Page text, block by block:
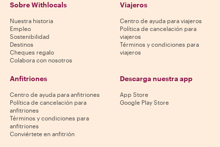
Sobre Withlocals
Nuestra historia
Empleo
Sostenibilidad
Destinos
Cheques regalo
Colabora con nosotros
Viajeros
Centro de ayuda para viajeros
Política de cancelación para
viajeros
Términos y condiciones para
viajeros
Anfitriones
Centro de ayuda para anfitriones
Política de cancelación para
anfitriones
Términos y condiciones para
anfitriones
Conviértete en anfitrión
Descarga nuestra app
App Store
Google Play Store